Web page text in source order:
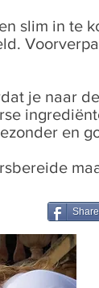
slim in te
je naar
en
Share